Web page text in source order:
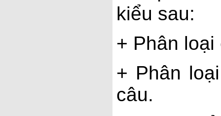
kiểu sau:
+ Phân
+ Phân
câu.